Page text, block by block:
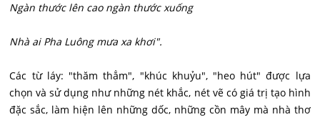
Ngàn thước lên cao ngàn thước xuống
Nhà ai Pha Luông mưa xa khơi".
Các từ láy: "thăm thẳm", "khúc khuỷu", "heo hút" được lựa
chọn và sử dụng như những nét khắc, nét vẽ có giá trị tạo hình
đặc sắc, làm hiện lên những dốc, những cồn mây mà nhà thơ